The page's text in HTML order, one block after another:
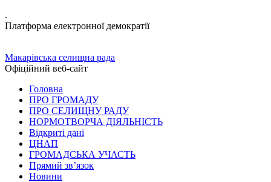
.
Платформа електронної демократії
Макарівська селищна рада
Офіційний веб-сайт
Головна
ПРО ГРОМАДУ
ПРО СЕЛИЩНУ РАДУ
НОРМОТВОРЧА ДІЯЛЬНІСТЬ
Відкриті дані
ЦНАП
ГРОМАДСЬКА УЧАСТЬ
Прямий зв’язок
Новини